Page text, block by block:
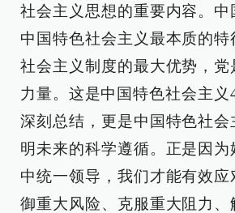
社会主义思想的重要内容。中
中国特色社会主义最本质的
社会主义制度的最大优势，党
力量。这是中国特色社会主义
深刻总结，更是中国特色社
明未来的科学遵循。正是因
中统一领导，我们才能有效
御重大风险、克服重大阻力、